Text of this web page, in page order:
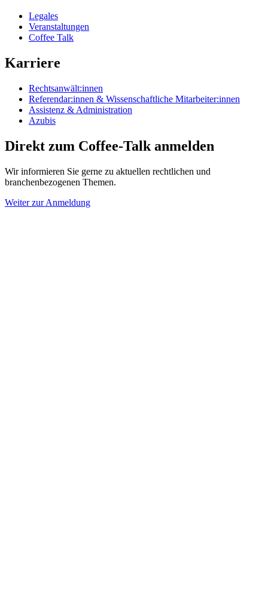
Legales
Veranstaltungen
Coffee Talk
Karriere
Rechtsanwält:innen
Referendar:innen & Wissenschaftliche Mitarbeiter:innen
Assistenz & Administration
Azubis
Direkt zum Coffee-Talk anmelden
Wir informieren Sie gerne zu aktuellen rechtlichen und
branchenbezogenen Themen.
Weiter zur Anmeldung